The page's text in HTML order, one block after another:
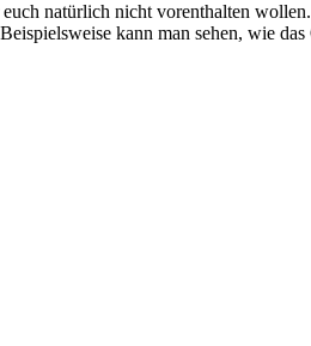
natürlich nicht vorenthalten
kann man sehen, wie